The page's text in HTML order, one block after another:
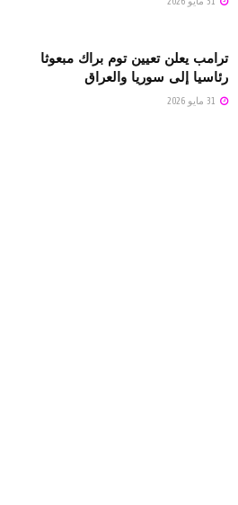
ترامب يعلن تعيين توم براك مبعوثا
رئاسيا إلى سوريا والعراق